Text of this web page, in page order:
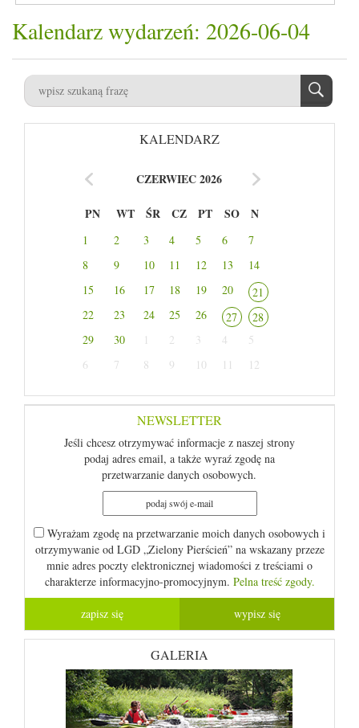
Kalendarz wydarzeń: 2026-06-04
KALENDARZ
CZERWIEC 2026
PN WT ŚR CZ PT SO N
1 2 3 4 5 6
7
8
9 10 11 12 13
14
15
16 17 18 19 20
21
22
23 24 25 26 27
28
29
30 1 2 3 4
5
6
7 8 9 10 11 12
NEWSLETTER
Jeśli chcesz otrzymywać informacje z naszej strony
podaj adres email, a także wyraź zgodę na
przetwarzanie danych osobowych.
Wyrażam zgodę na przetwarzanie moich danych osobowych i
otrzymywanie od LGD „Zielony Pierścień” na wskazany przeze
mnie adres poczty elektronicznej wiadomości z treściami o
charakterze informacyjno-promocyjnym. Pelna treść zgody.
GALERIA